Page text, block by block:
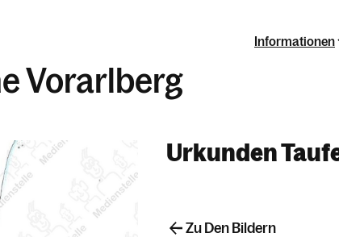
Vorarlberg
Informationen
Urkunden
Zu Den Bildern